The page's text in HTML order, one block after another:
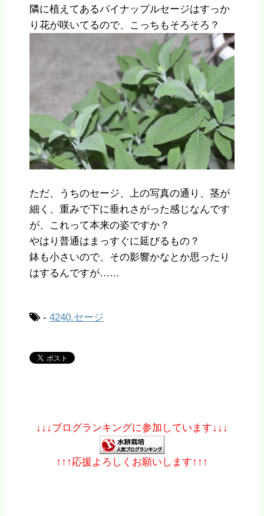
隣に植えてあるパイナップルセージはすっか
り花が咲いてるので、こっちもそろそろ？
ただ、うちのセージ、上の写真の通り、茎が
細く、重みで下に垂れさがった感じなんです
が、これって本来の姿ですか？
やはり普通はまっすぐに延びるもの？
鉢も小さいので、その影響かなとか思ったり
はするんですが……
- 4240.セージ
↓↓↓ブログランキングに参加しています↓↓↓
↑↑↑応援よろしくお願いします↑↑↑